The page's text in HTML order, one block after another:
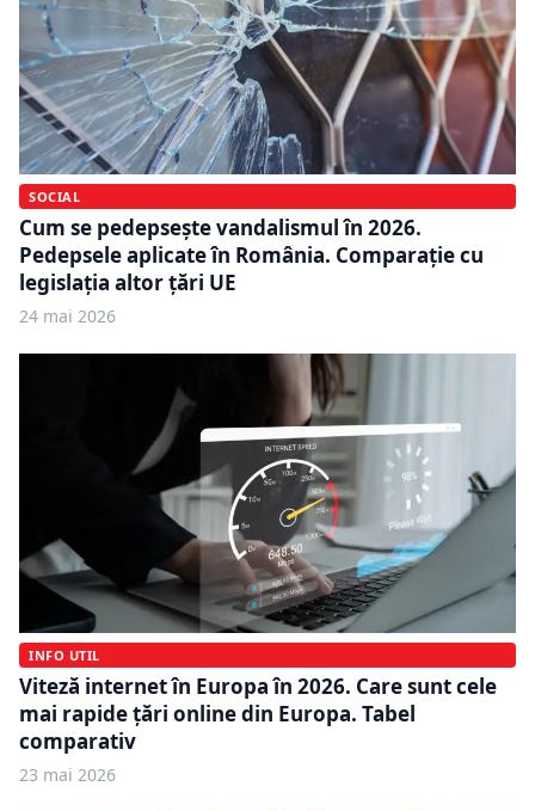
SOCIAL
Cum se pedepsește vandalismul în 2026.
Pedepsele aplicate în România. Comparație cu
legislația altor țări UE
24 mai 2026
INFO UTIL
Viteză internet în Europa în 2026. Care sunt cele
mai rapide țări online din Europa. Tabel
comparativ
23 mai 2026